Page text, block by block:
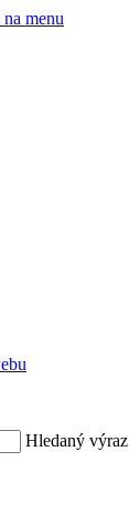
menu
Hledaný výraz